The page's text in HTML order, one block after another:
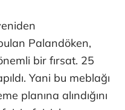
Palandöken,
bir fırsat. 25
Yani bu meblağı
planına alındığını